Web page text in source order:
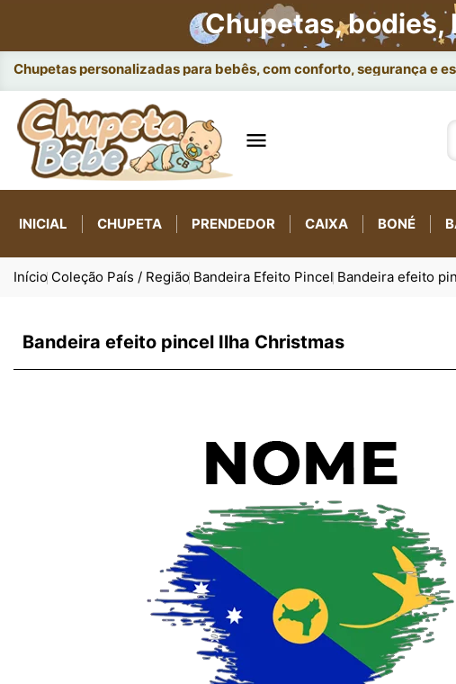
Chupetas,
Chupetas personalizadas para bebês, com conforto, segurança e

INICIAL CHUPETA PRENDEDOR CAIXA BONÉ
Início Coleção País / Região Bandeira Efeito Pincel Bandeira efeito
Bandeira efeito pincel Ilha Christmas